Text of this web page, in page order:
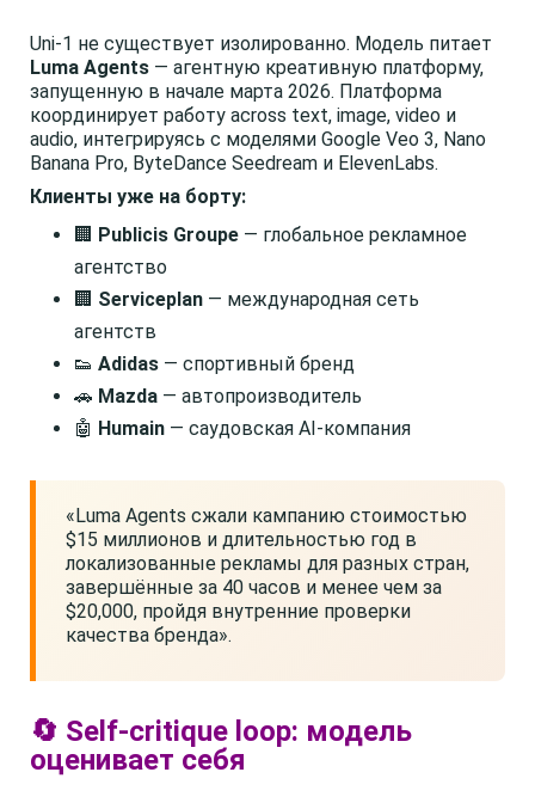
Uni-1 не существует изолированно. Модель питает
Luma Agents — агентную креативную платформу,
запущенную в начале марта 2026. Платформа
координирует работу across text, image, video и
audio, интегрируясь с моделями Google Veo 3, Nano
Banana Pro, ByteDance Seedream и ElevenLabs.
Клиенты уже на борту:
🏢 Publicis Groupe — глобальное рекламное
агентство
🏢 Serviceplan — международная сеть
агентств
👟 Adidas — спортивный бренд
🚗 Mazda — автопроизводитель
🤖 Humain — саудовская AI-компания
«Luma Agents сжали кампанию стоимостью
$15 миллионов и длительностью год в
локализованные рекламы для разных стран,
завершённые за 40 часов и менее чем за
$20,000, пройдя внутренние проверки
качества бренда».
🔄 Self-critique loop: модель
оценивает себя